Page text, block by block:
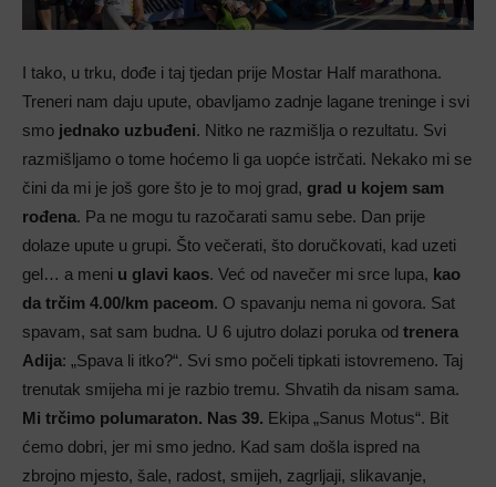
I tako, u trku, dođe i taj tjedan prije Mostar Half marathona.
Treneri nam daju upute, obavljamo zadnje lagane treninge i svi
smo jednako uzbuđeni. Nitko ne razmišlja o rezultatu. Svi
razmišljamo o tome hoćemo li ga uopće istrčati. Nekako mi se
čini da mi je još gore što je to moj grad, grad u kojem sam
rođena. Pa ne mogu tu razočarati samu sebe. Dan prije
dolaze upute u grupi. Što večerati, što doručkovati, kad uzeti
gel… a meni u glavi kaos. Već od navečer mi srce lupa, kao
da trčim 4.00/km paceom. O spavanju nema ni govora. Sat
spavam, sat sam budna. U 6 ujutro dolazi poruka od trenera
Adija: „Spava li itko?“. Svi smo počeli tipkati istovremeno. Taj
trenutak smijeha mi je razbio tremu. Shvatih da nisam sama.
Mi trčimo polumaraton. Nas 39. Ekipa „Sanus Motus“. Bit
ćemo dobri, jer mi smo jedno. Kad sam došla ispred na
zbrojno mjesto, šale, radost, smijeh, zagrljaji, slikavanje,